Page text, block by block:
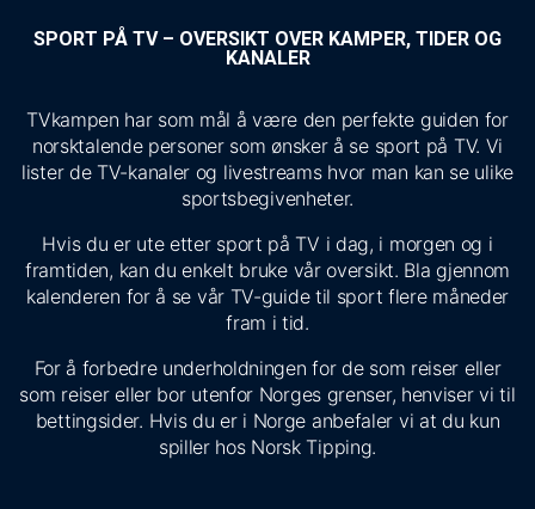
SPORT PÅ TV – OVERSIKT OVER KAMPER, TIDER OG
KANALER
TVkampen har som mål å være den perfekte guiden for
norsktalende personer som ønsker å se sport på TV. Vi
lister de TV-kanaler og livestreams hvor man kan se ulike
sportsbegivenheter.
Hvis du er ute etter sport på TV i dag, i morgen og i
framtiden, kan du enkelt bruke vår oversikt. Bla gjennom
kalenderen for å se vår TV-guide til sport flere måneder
fram i tid.
For å forbedre underholdningen for de som reiser eller
som reiser eller bor utenfor Norges grenser, henviser vi til
bettingsider. Hvis du er i Norge anbefaler vi at du kun
spiller hos Norsk Tipping.